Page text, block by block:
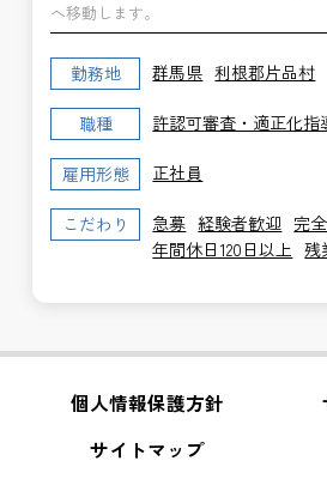
へ移動します。
勤務地 群馬県 利根郡片品村
職種 許認可審査・適正化指
雇用形態 正社員
こだわり 急募 経験者歓迎 完
年間休日120日以上 残
個人情報保護方針
サイトマップ